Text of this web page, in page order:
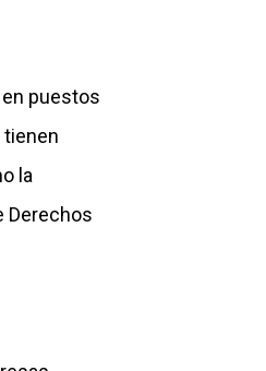
en puestos
tienen
la
Derechos